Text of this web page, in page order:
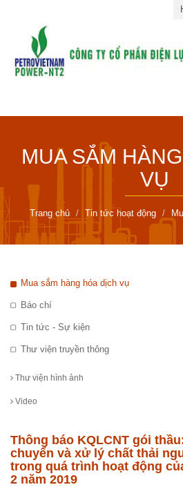
MUA SẮM
VỤ
Trang chủ Tin tức hoạt động
Mua sắm hàng hóa dịch vụ
Báo chí
Tin tức - Sự kiện
Thư viện truyền thông
Thư viện hình ảnh
Video
Thông báo KQLCNT gói
chuyển và xử lý chất thải
trong quá trình hoạt động
2 năm 2019